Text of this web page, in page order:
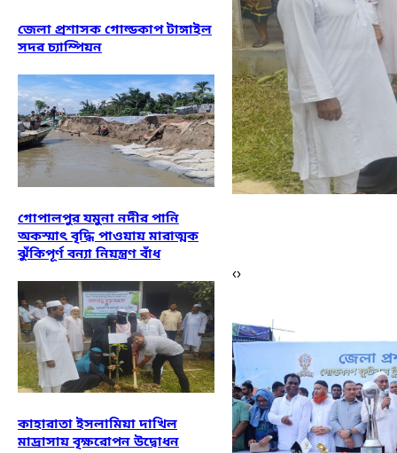
জেলা প্রশাসক গোল্ডকাপ টাঙ্গাইল
সদর চ্যাম্পিয়ন
গোপালপুর যমুনা নদীর পানি
অকস্মাৎ বৃদ্ধি পাওয়ায় মারাত্মক
ঝুঁকিপূর্ণ বন্যা নিয়ন্ত্রণ বাঁধ
কাহারাতা ইসলামিয়া দাখিল
মাদ্রাসায় বৃক্ষরোপন উদ্বোধন
‹›